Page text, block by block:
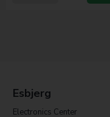
Esbjerg
Electronics Center